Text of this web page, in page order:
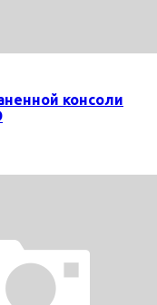
консоли